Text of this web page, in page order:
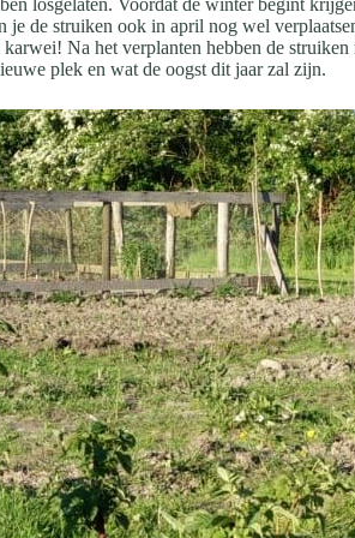
losgelaten. Voordat de winter begint
de struiken ook in april nog wel
Na het verplanten hebben de
plek en wat de oogst dit jaar zal zijn.